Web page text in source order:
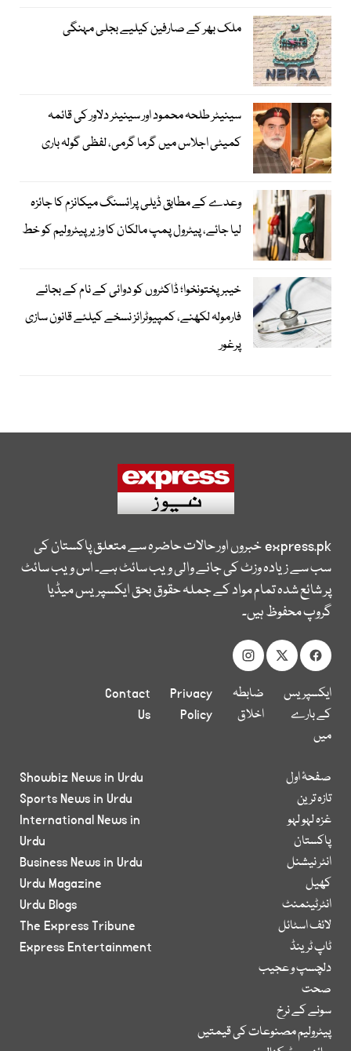
ملک بھر کے صارفین کیلیے بجلی مہنگی
سینیٹر طلحہ محمود اور سینیٹر دلاور کی قائمہ
کمیٹی اجلاس میں گرما گرمی، لفظی گولہ باری
وعدے کے مطابق ڈیلی پرائسنگ میکانزم کا جائزہ
لیا جائے، پیٹرول پمپ مالکان کا وزیرپیٹرولیم کو خط
خیبرپختونخوا؛ ڈاکٹروں کو دوائی کے نام کے بجائے
فارمولہ لکھنے، کمپیوٹرائز نسخے کیلئے قانون سازی
پرغور
express.pkخبروں اور حالات حاضرہ سے متعلق پاکستان کی
سب سے زیادہ وزٹ کی جانے والی ویب سائٹ ہے۔ اس ویب سائٹ
پر شائع شدہ تمام مواد کے جملہ حقوق بحق ایکسپریس میڈیا
گروپ محفوظ ہیں۔
ایکسپریس
کے بارے
میں
ضابطہ
اخلاق
Privacy
Policy
Contact
Us
صفحۂ اول
تازہ ترین
غزہ لہو لہو
پاکستان
انٹر نیشنل
کھیل
انٹرٹینمنٹ
لائف اسٹائل
ٹاپ ٹرینڈ
دلچسپ و عجیب
صحت
سونے کے نرخ
پیٹرولیم مصنوعات کی قیمتیں
Showbiz News in Urdu
Sports News in Urdu
International News in
Urdu
Business News in Urdu
Urdu Magazine
Urdu Blogs
The Express Tribune
Express Entertainment